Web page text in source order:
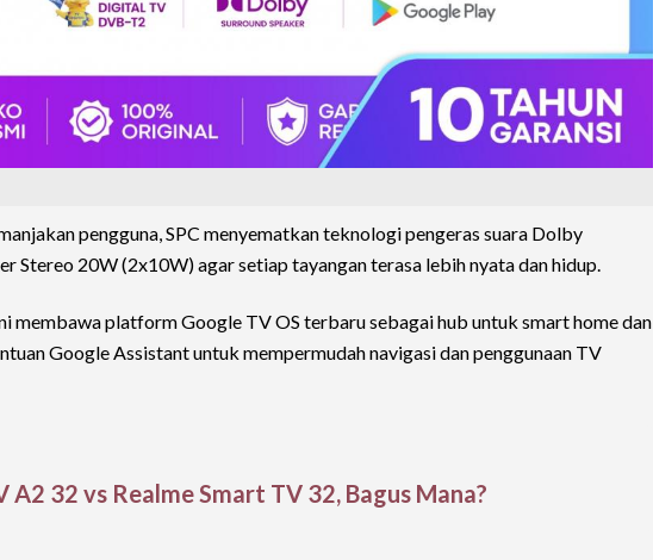
pengguna, SPC menyematkan teknologi pengeras suara Dolby
Stereo 20W (2x10W) agar setiap tayangan terasa lebih nyata dan hidup.
membawa platform Google TV OS terbaru sebagai hub untuk smart home dan
Google Assistant untuk mempermudah navigasi dan penggunaan TV
A2 32 vs Realme Smart TV 32, Bagus Mana?